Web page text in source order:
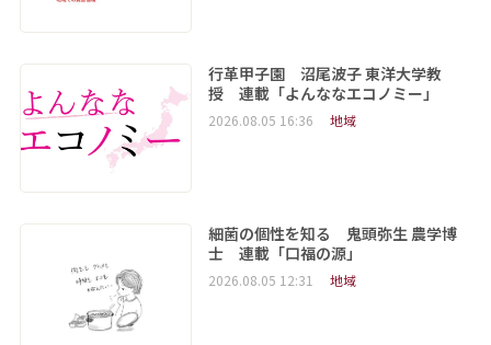
行革甲子園 沼尾波子 東洋大学教
授 連載「よんななエコノミー」
2026.08.05 16:36 地域
細菌の個性を知る 鬼頭弥生 農学博
士 連載「口福の源」
2026.08.05 12:31 地域